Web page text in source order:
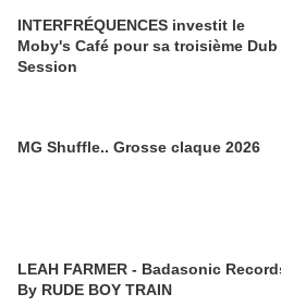
INTERFRÉQUENCES investit le
Moby's Café pour sa troisième Dub
Session
MG Shuffle.. Grosse claque 2026
LEAH FARMER - Badasonic
By RUDE BOY TRAIN